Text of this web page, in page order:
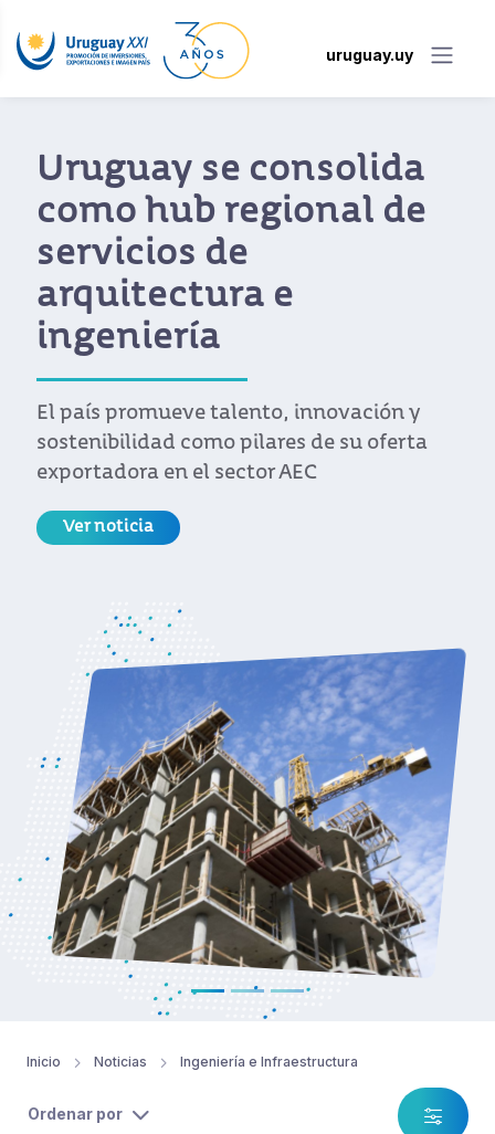
uruguay.uy
Museo MACA de
Uruguay, un
monumento a la
arquitectura en
madera
La singular construcción que se inauguró
en Punta del Este reafirma a Uruguay
como referente de construcción en madera